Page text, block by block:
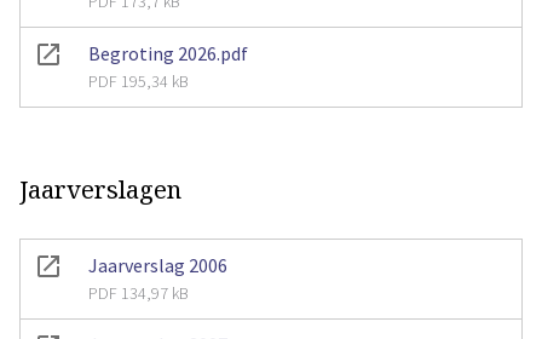
Begroting 2026.pdf
PDF 195,34 kB
Jaarverslagen
Jaarverslag 2006
PDF 134,97 kB